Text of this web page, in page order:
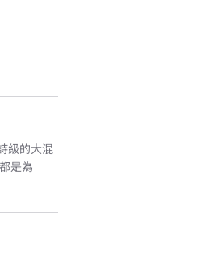
級的大混
是為